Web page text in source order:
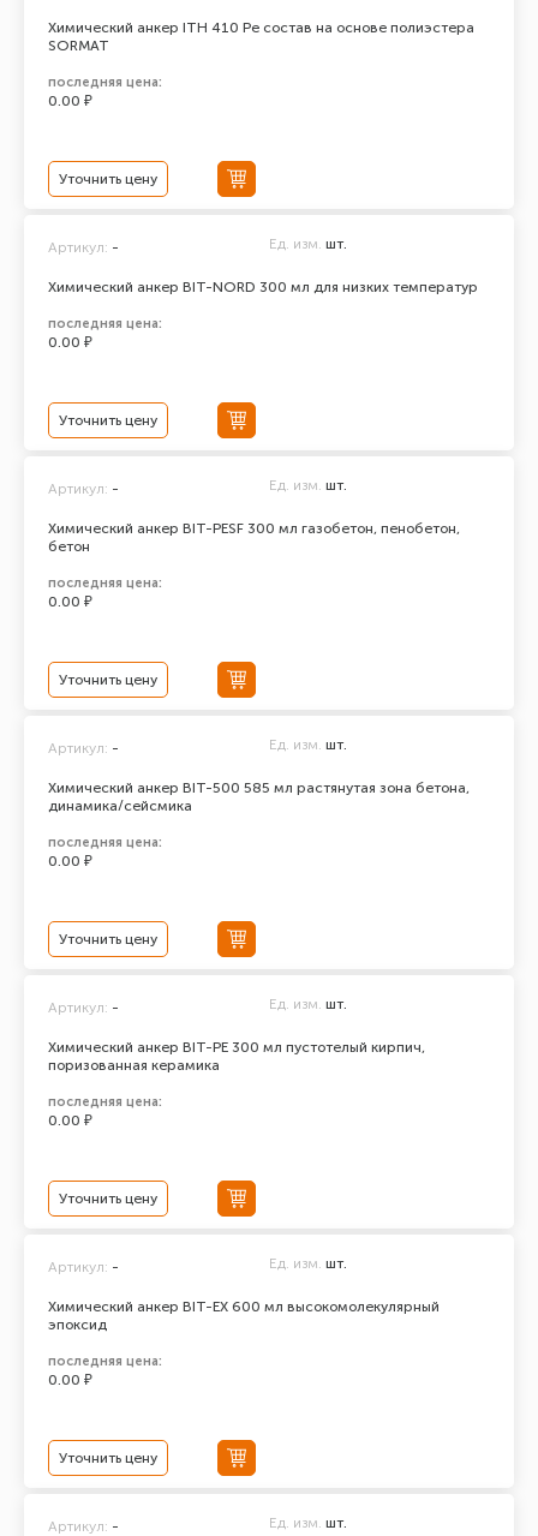
Химический анкер ITH 410 Pe состав на основе полиэстера
SORMAT
последняя цена:
0.00 ₽
Уточнить цену
Химический анкер BIT-NORD 300 мл для низких температур
Артикул: - Ед. изм. шт.
последняя цена:
0.00 ₽
Уточнить цену
Химический анкер BIT-PESF 300 мл газобетон, пенобетон,
бетон
Артикул: - Ед. изм. шт.
последняя цена:
0.00 ₽
Уточнить цену
Химический анкер BIT-500 585 мл растянутая зона бетона,
динамика/сейсмика
Артикул: - Ед. изм. шт.
последняя цена:
0.00 ₽
Уточнить цену
Химический анкер BIT-PE 300 мл пустотелый кирпич,
поризованная керамика
Артикул: - Ед. изм. шт.
последняя цена:
0.00 ₽
Уточнить цену
Химический анкер BIT-EX 600 мл высокомолекулярный
эпоксид
Артикул: - Ед. изм. шт.
последняя цена:
0.00 ₽
Уточнить цену
Артикул: - Ед. изм. шт.